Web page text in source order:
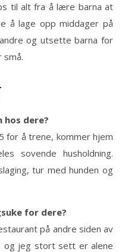
til alt fra å lære barna at
å lage opp middager på
og utsette barna for
små.
hos dere?
for å trene, kommer hjem
sovende husholdning.
tur med hunden og
for dere?
på andre siden av
og jeg stort sett er alene